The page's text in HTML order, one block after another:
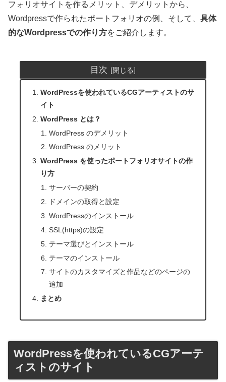
フォリオサイトを作るメリット、デメリットから、
Wordpressで作られたポートフォリオの例、そして、 具体
的なWordpressでの作り方をご紹介します。
目次
WordPressを使われているCGアーティストのサ
イト
WordPress とは？
WordPress のデメリット
WordPress のメリット
WordPress を使ったポートフォリオサイトの作
り方
サーバーの契約
ドメインの取得と設定
WordPressのインストール
SSL(https)の設定
テーマ選びとインストール
テーマのインストール
サイトのカスタマイズと作品などのページの
追加
まとめ
WordPressを使われているCGアーテ
ィストのサイト